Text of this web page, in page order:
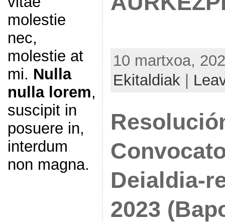
molestie
nec,
molestie at
mi. Nulla
nulla lorem,
suscipit in
posuere in,
interdum
non magna.
10 martxoa,
Ekitaldiak
Deialdia-
2023